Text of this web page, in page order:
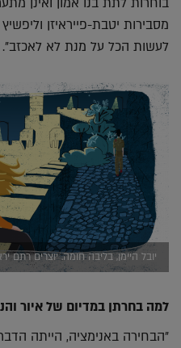
מסבירות יטבת-פייראיזן
לעשות הכל על מנת לא לאכזב".
יובל היימן, בליבה חומה. יוצרים רתם
למה בחרתן במדיום של איור
"הבחירה באנימציה, הייתה